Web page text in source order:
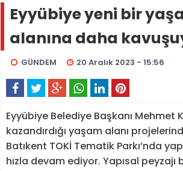
Eyyübiye yeni bir
alanına daha
GÜNDEM 20 Aralık 2023 - 15:56
Eyyübiye Belediye Başkanı Mehmet
kazandırdığı yaşam alanı
Batıkent TOKİ Tematik Parkı’nda
hızla devam ediyor. Yapısal